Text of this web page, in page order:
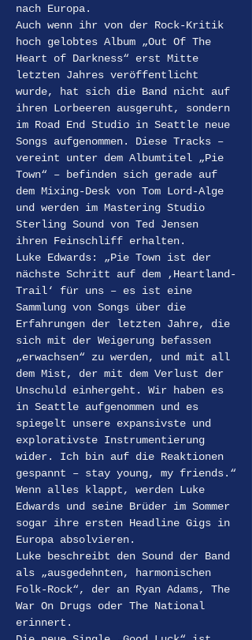
nach Europa.
Auch wenn ihr von der Rock-Kritik
hoch gelobtes Album „Out Of The
Heart of Darkness“ erst Mitte
letzten Jahres veröffentlicht
wurde, hat sich die Band nicht auf
ihren Lorbeeren ausgeruht, sondern
im Road End Studio in Seattle neue
Songs aufgenommen. Diese Tracks –
vereint unter dem Albumtitel „Pie
Town“ – befinden sich gerade auf
dem Mixing-Desk von Tom Lord-Alge
und werden im Mastering Studio
Sterling Sound von Ted Jensen
ihren Feinschliff erhalten.
Luke Edwards: „Pie Town ist der
nächste Schritt auf dem ‚Heartland-
Trail‘ für uns – es ist eine
Sammlung von Songs über die
Erfahrungen der letzten Jahre, die
sich mit der Weigerung befassen
„erwachsen“ zu werden, und mit all
dem Mist, der mit dem Verlust der
Unschuld einhergeht. Wir haben es
in Seattle aufgenommen und es
spiegelt unsere expansivste und
explorativste Instrumentierung
wider. Ich bin auf die Reaktionen
gespannt – stay young, my friends.“
Wenn alles klappt, werden Luke
Edwards und seine Brüder im Sommer
sogar ihre ersten Headline Gigs in
Europa absolvieren.
Luke beschreibt den Sound der Band
als „ausgedehnten, harmonischen
Folk-Rock“, der an Ryan Adams, The
War On Drugs oder The National
erinnert.